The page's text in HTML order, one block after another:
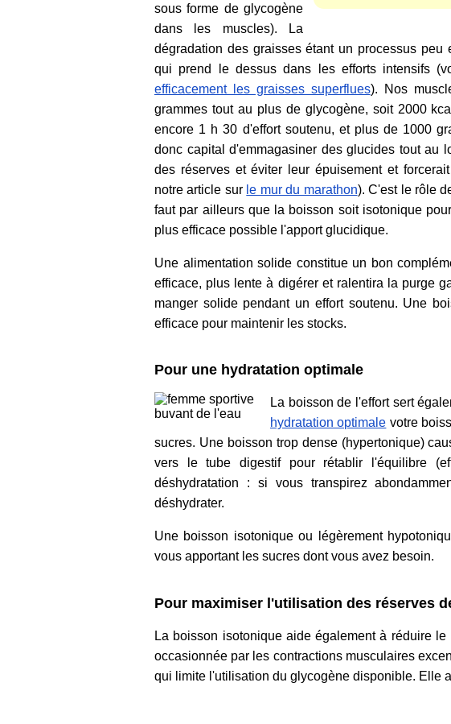
sous forme de glycogène
dans les muscles). La
dégradation des graisses étant un processus
qui prend le dessus dans les efforts intensifs
efficacement les graisses superflues). Nos
grammes tout au plus de glycogène, soit 2000
encore 1 h 30 d'effort soutenu, et plus de 1000
donc capital d'emmagasiner des glucides tout au
des réserves et éviter leur épuisement et
notre article sur le mur du marathon). C'est le rôle
faut par ailleurs que la boisson soit isotonique
plus efficace possible l'apport glucidique.
Une alimentation solide constitue un bon
efficace, plus lente à digérer et ralentira la purge
manger solide pendant un effort soutenu. Une
efficace pour maintenir les stocks.
Pour une hydratation optimale
La boisson de l'effort sert
hydratation optimale votre
sucres. Une boisson trop dense (hypertonique)
vers le tube digestif pour rétablir l'équilibre
déshydratation : si vous transpirez
déshydrater.
Une boisson isotonique ou légèrement
vous apportant les sucres dont vous avez besoin.
Pour maximiser l'utilisation des réserves
La boisson isotonique aide également à réduire
occasionnée par les contractions musculaires
qui limite l'utilisation du glycogène disponible. Elle